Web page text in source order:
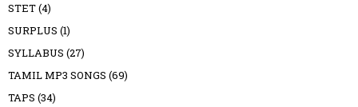
STET(4)
SURPLUS (1)
SYLLABUS (27)
TAMIL MP3 SONGS (69)
TAPS (34)